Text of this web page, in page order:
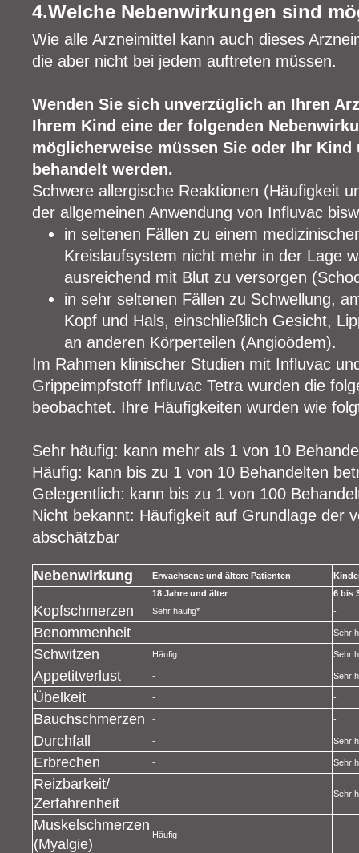
4.Welche Nebenwirkungen sind
Wie alle Arzneimittel kann auch dieses
die aber nicht bei jedem auftreten müssen.
Wenden Sie sich unverzüglich an Ihren
Ihrem Kind eine der folgenden
möglicherweise müssen Sie oder Ihr
behandelt werden.
Schwere allergische Reaktionen (Häufigkeit
der allgemeinen Anwendung von Influvac
in seltenen Fällen zu einem
Kreislaufsystem nicht mehr in der Lage
ausreichend mit Blut zu versorgen
in sehr seltenen Fällen zu Schwellung,
Kopf und Hals, einschließlich Gesicht,
an anderen Körperteilen (Angioödem).
Im Rahmen klinischer Studien mit Influvac
Grippeimpfstoff Influvac Tetra wurden die
beobachtet. Ihre Häufigkeiten wurden wie
Sehr häufig: kann mehr als 1 von 10
Häufig: kann bis zu 1 von 10 Behandelten
Gelegentlich: kann bis zu 1 von 100
Nicht bekannt: Häufigkeit auf Grundlage der
abschätzbar
Nebenwirkung Erwachsene und ältere Patienten
18 Jahre und älter
6 bis
Kopfschmerzen Sehr häufig* -
Benommenheit - Sehr
Schwitzen Häufig Sehr
Appetitverlust - Sehr
Übelkeit - -
Bauchschmerzen - -
Durchfall - Sehr
Erbrechen - Sehr
Reizbarkeit/
Zerfahrenheit
- Sehr
Muskelschmerzen
(Myalgie)
Häufig -